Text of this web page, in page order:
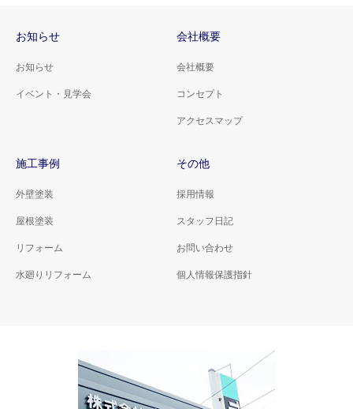
お知らせ
お知らせ
イベント・見学会
会社概要
会社概要
コンセプト
アクセスマップ
施工事例
外壁塗装
屋根塗装
リフォーム
水廻りリフォーム
その他
採用情報
スタッフ日記
お問い合わせ
個人情報保護指針